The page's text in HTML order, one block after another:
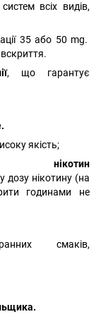
всіх видів,
35 або 50 mg.
, що гарантує
якість;
нікотин
дозу нікотину (на
годинами не
смаків,